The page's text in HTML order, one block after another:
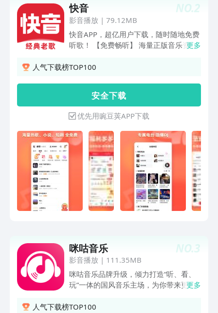
碑好、高音质、曲库全、首发新歌、音乐
热点，用屏幕上的音符与故事，带给你感
受音乐的力量！提供多元化音乐库，超
4K高清音乐现场直播回放，带你声临其
境，感受音乐的魅力！高人气的音乐榜
单，新歌速递，契合各种应用场景的主题
起享，无论相隔多远，都能和你一起听
歌！为音乐量身打造声临其境的聆听体
验，每一首你沉浸热爱的歌曲都会记录在
这里，回头满是惊喜
NO.2
快音
影音播放 | 79.12MB
快音APP，超亿用户下载，随时随地免费
听歌！ 【免费畅听】 海量正版音乐资
典老歌、Dj热歌、铃声、广场舞等歌曲全
钱，无需复杂任务，只需正常听歌，自动
累积金币，轻松提现到账！ 【车载专
享】 开车必听车载DJ、专属车载电台，
让您开车不犯困 ！听歌无需买U盘，用这
一个就够了！ 【至臻音质】 超清音源，
一键下载，离线不耗流量不花钱！随时还
原高透声音质感，带您感受最真实的现
场！ 【精彩视频】 时光荏苒，岁月依
旧，美好生活，不许活得无趣。真实的生
活趣事、超新的网络热梗、丰富的知识攻
略、大自然的旅行风光，总有你想看的！
里！ 【AI创作】 你只需输入一段文字即
可生成原创音乐，AI帮你实现音乐创作自
由，随时满足你表白、自媒体创作、影视
剪辑配乐等多种应用场景。 快音客服微
信：Kuaiyin-C 问题和建议，欢迎添加微
信联系我们啦～
更多
人气下载榜TOP100
安 全 下 载
优先用豌豆荚APP下载
NO.3
咪咕音乐
影音播放 | 111.35MB
咪咕音乐品牌升级，倾力打造“听、看、
玩”一体的国风音乐主场，为你带来更具
近期首发新歌：《功夫女足》电影插曲
更多
人气下载榜TOP100